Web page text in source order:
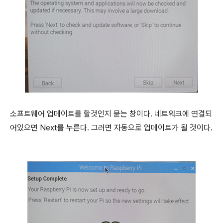
소프트웨어 업데이트를 할것인지 묻는 창이다. 네트워크에 연결되
어있으면 Next를 누른다. 그러면 자동으로 업데이트가 될 것이다.